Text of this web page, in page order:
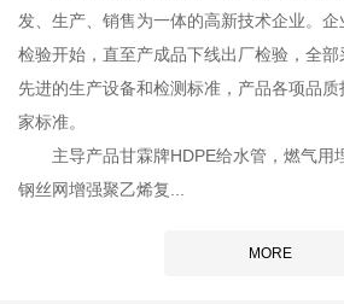
发、生产、销售为一体的高新技术企业。
检验开始，直至产成品下线出厂检验，全
先进的生产设备和检测标准，产品各项品
家标准。
主导产品甘霖牌HDPE给水管，燃气用
钢丝网增强聚乙烯复...
MORE